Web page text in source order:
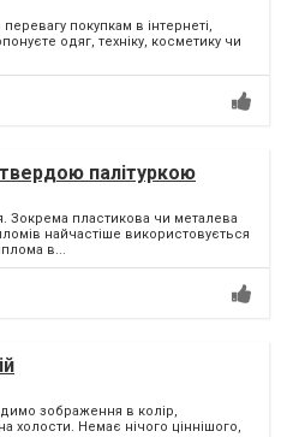
покупкам в інтернеті,
одяг, техніку, косметику чи
палітуркою
Зокрема пластикова чи металева
найчастіше використовується
в...
зображення в колір,
холости. Немає нічого ціннішого,